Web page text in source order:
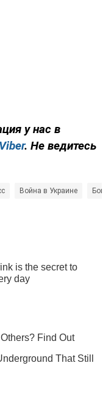
у нас в
Viber. Не ведитесь
Война в Украине Бои